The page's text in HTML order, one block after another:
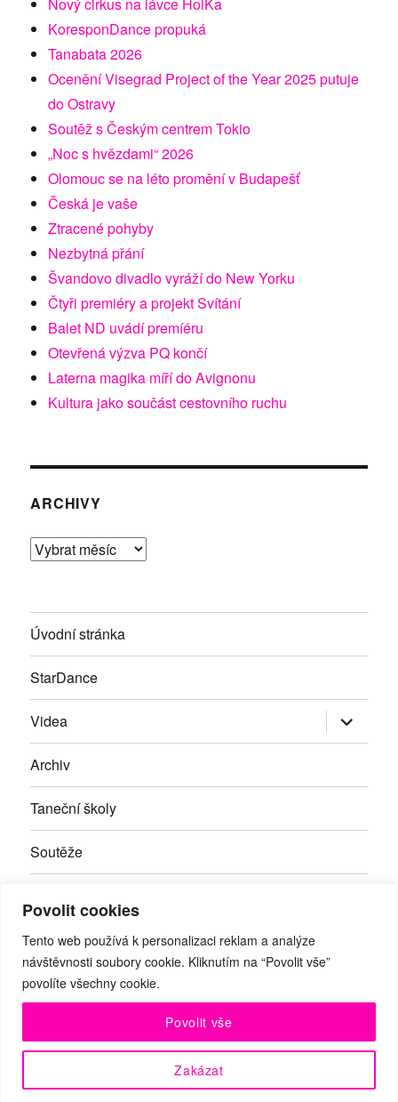
Povolit cookies
Tento web používá k personalizaci reklam a analýze
návštěvnosti soubory cookie. Kliknutím na “Povolit vše”
povolíte všechny cookie.
Zakázat
Povolit vše
KoresponDance propuká
Tanabata 2026
Ocenění Visegrad Project of the Year 2025 putuje
do Ostravy
Soutěž s Českým centrem Tokio
„Noc s hvězdami“ 2026
Olomouc se na léto promění v Budapešť
Česká je vaše
Ztracené pohyby
Nezbytná přání
Švandovo divadlo vyráží do New Yorku
Čtyři premiéry a projekt Svítání
Balet ND uvádí premíéru
Otevřená výzva PQ končí
Laterna magika míří do Avignonu
Kultura jako součást cestovního ruchu
ARCHIVY
Archivy
Úvodní stránka
StarDance
Videa Zobrazit
položky
Archiv
Taneční školy
Soutěže
Kontakty
Facebook
RSS Youtube
© Taneční magazín, z.s. | Branická 69/66, Braník, 147 00 Praha